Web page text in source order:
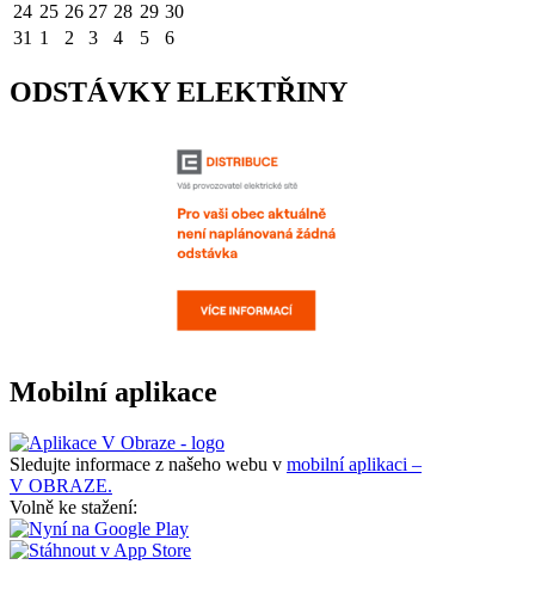
24 25 26 27 28 29 30
31 1 2 3 4 5 6
ODSTÁVKY ELEKTŘINY
Mobilní aplikace
Sledujte informace z našeho webu v mobilní aplikaci –
V OBRAZE.
Volně ke stažení: